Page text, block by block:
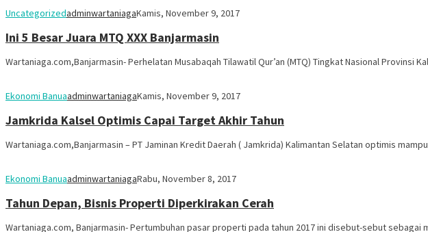
UncategorizedadminwartaniagaKamis, November 9, 2017
Ini 5 Besar Juara MTQ XXX Banjarmasin
Wartaniaga.com,Banjarmasin- Perhelatan Musabaqah Tilawatil Qur’an (MTQ) Tingkat Nasional Provinsi
Ekonomi BanuaadminwartaniagaKamis, November 9, 2017
Jamkrida Kalsel Optimis Capai Target Akhir Tahun
Wartaniaga.com,Banjarmasin – PT Jaminan Kredit Daerah ( Jamkrida) Kalimantan Selatan optimis
Ekonomi BanuaadminwartaniagaRabu, November 8, 2017
Tahun Depan, Bisnis Properti Diperkirakan Cerah
Wartaniaga.com, Banjarmasin- Pertumbuhan pasar properti pada tahun 2017 ini disebut-sebut